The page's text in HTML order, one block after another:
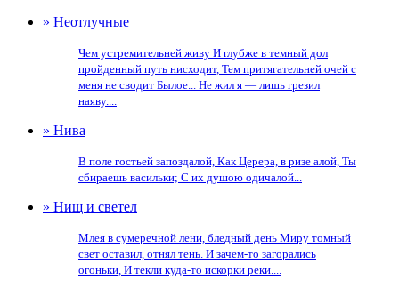
» Неотлучные
Чем устремительней живу И глубже в темный дол
пройденный путь нисходит, Тем притягательней очей с
меня не сводит Былое... Не жил я — лишь грезил
наяву....
» Нива
В поле гостьей запоздалой, Как Церера, в ризе алой, Ты
сбираешь васильки; С их душою одичалой...
» Нищ и светел
Млея в сумеречной лени, бледный день Миру томный
свет оставил, отнял тень. И зачем-то загорались
огоньки, И текли куда-то искорки реки....